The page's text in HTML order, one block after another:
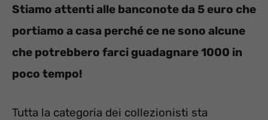
Stiamo attenti alle banconote da 5 euro che
portiamo a casa perché ce ne sono alcune
che potrebbero farci guadagnare 1000 in
poco tempo!
Tutta la categoria dei collezionisti sta